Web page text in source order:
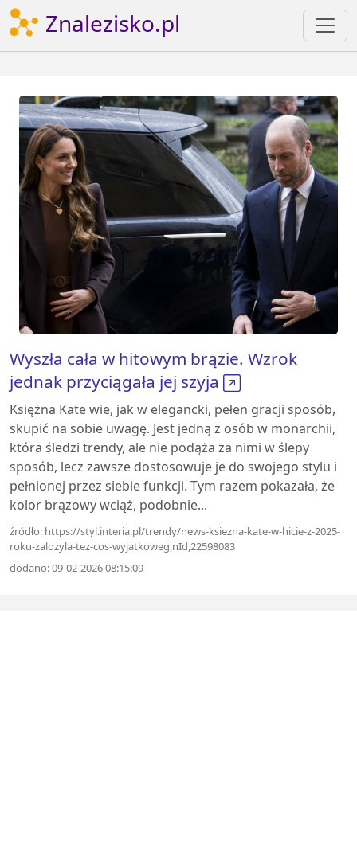
Znalezisko.pl
Wyszła cała w hitowym brązie. Wzrok
jednak przyciągała jej szyja
Księżna Kate wie, jak w elegancki, pełen gracji sposób,
skupić na sobie uwagę. Jest jedną z osób w monarchii,
która śledzi trendy, ale nie podąża za nimi w ślepy
sposób, lecz zawsze dostosowuje je do swojego stylu i
pełnionej przez siebie funkcji. Tym razem pokazała, że
kolor brązowy wciąż, podobnie...
źródło: https://styl.interia.pl/trendy/news-ksiezna-kate-w-hicie-z-2025-
roku-zalozyla-tez-cos-wyjatkoweg,nId,22598083
dodano: 09-02-2026 08:15:09